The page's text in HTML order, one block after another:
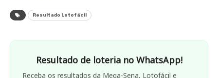
Resultado Lotofácil
Resultado de loteria no WhatsApp!
Receba os resultados da Mega-Sena, Lotofácil e